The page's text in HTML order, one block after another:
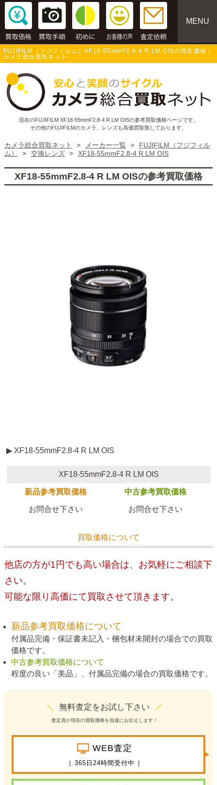
MENU
FUJIFILM（フジフィルム）XF18-55mmF2.8-4 R LM OISの買取価格 |
カメラ総合買取ネット
現在のFUJIFILM XF18-55mmF2.8-4 R LM OISの参考買取価格ページです。
その他のFUJIFILMのカメラ、レンズも高価買取致しております。
カメラ総合買取ネット > メーカー一覧 >
FUJIFILM（フジフィル
ム）
> 交換レンズ > XF18-55mmF2.8-4 R LM OIS
XF18-55mmF2.8-4 R LM OISの参考買取価格
▶ XF18-55mmF2.8-4 R LM OIS
XF18-55mmF2.8-4 R LM OIS
新品参考買取価格 中古参考買取価格
お問合せ下さい お問合せ下さい
買取価格について
他店の方が1円でも高い場合は、お気軽にご相談下
さい。
可能な限り高価にて買取させて頂きます。
新品参考買取価格について
付属品完備・保証書未記入・梱包材未開封の場合での買取
価格です。
中古参考買取価格について
程度の良い「美品」、付属品完備の場合の買取価格です。
＼ 無料査定をお試し下さい ／
査定員が現在の買取価格を迅速にお伝えします！
WEB査定
［ 365日24時間受付中 ］